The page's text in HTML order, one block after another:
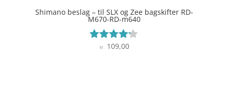
Shimano beslag – til SLX og Zee bagskifter RD-
M670-RD-m640
Vurderet
kr.109,00